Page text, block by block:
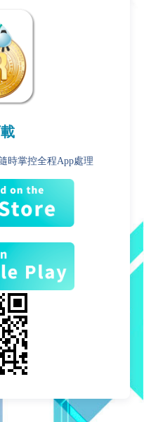
時掌控全程App處理